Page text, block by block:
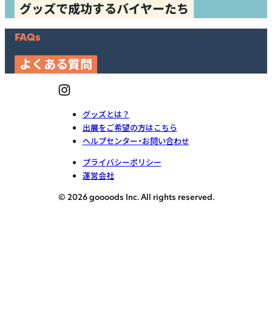
グッズで成功するバイヤーたち
FAQs
よくある質問
グッズとは？
出展をご希望の方はこちら
ヘルプセンター・お問い合わせ
プライバシーポリシー
運営会社
© 2026 goooods Inc. All rights reserved.